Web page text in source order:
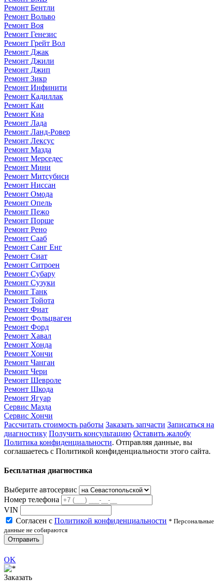
Ремонт Бентли
Ремонт Вольво
Ремонт Воя
Ремонт Генезис
Ремонт Грейт Вол
Ремонт Джак
Ремонт Джили
Ремонт Джип
Ремонт Зикр
Ремонт Инфинити
Ремонт Кадиллак
Ремонт Каи
Ремонт Киа
Ремонт Лада
Ремонт Ланд-Ровер
Ремонт Лексус
Ремонт Мазда
Ремонт Мерседес
Ремонт Мини
Ремонт Митсубиси
Ремонт Ниссан
Ремонт Омода
Ремонт Опель
Ремонт Пежо
Ремонт Порше
Ремонт Рено
Ремонт Сааб
Ремонт Санг Енг
Ремонт Сиат
Ремонт Ситроен
Ремонт Субару
Ремонт Сузуки
Ремонт Танк
Ремонт Тойота
Ремонт Фиат
Ремонт Фольцваген
Ремонт Форд
Ремонт Хавал
Ремонт Хонда
Ремонт Хончи
Ремонт Чанган
Ремонт Чери
Ремонт Шевроле
Ремонт Шкода
Ремонт Ягуар
Сервис Мазда
Сервис Хончи
Рассчитать стоимость работы Заказать запчасти Записаться на
диагностику Получить консультацию Оставить жалобу
Политика конфиденциальности. Отправляя данные, вы
соглашаетесь с Политикой конфиденциальности этого сайта.
Бесплатная диагностика
Выберите автосервис
Номер телефона
VIN
Согласен с Политикой конфиденциальности * Персональные
данные не собираются
Отправить
OK
Заказать